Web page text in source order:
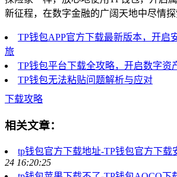
新征程，在数字金融的广阔天地中尽情探
TP钱包APP官方下载最新版本，开启
旅
TP钱包平台下载全攻略，开启数字资
TP钱包无法粘贴问题解析与应对
下载攻略
相关文章：
tp钱包官方下载地址-TP钱包官方下载
24 16:20:25